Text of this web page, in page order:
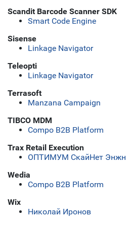
Scandit Barcode Scanner SDK
Smart Code Engine
Sisense
Linkage Navigator
Teleopti
Linkage Navigator
Terrasoft
Manzana Campaign
TIBCO MDM
Compo B2B Platform
Trax Retail Execution
ОПТИМУМ СкайНет Энжн
Wedia
Compo B2B Platform
Wix
Николай Иронов